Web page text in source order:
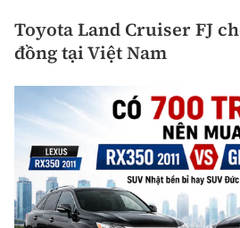
Toyota Land Cruiser FJ
đồng tại Việt Nam